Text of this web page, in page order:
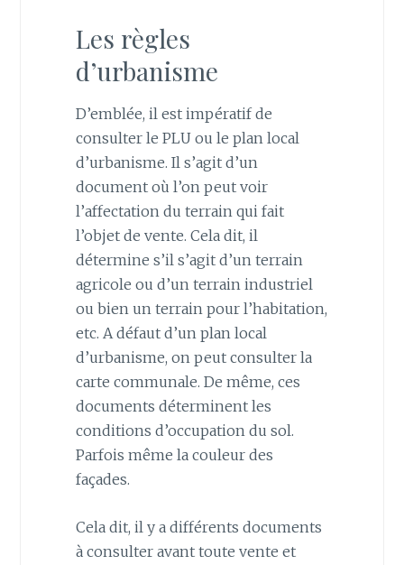
Les règles
d’urbanisme
D’emblée, il est impératif de
consulter le PLU ou le plan local
d’urbanisme. Il s’agit d’un
document où l’on peut voir
l’affectation du terrain qui fait
l’objet de vente. Cela dit, il
détermine s’il s’agit d’un terrain
agricole ou d’un terrain industriel
ou bien un terrain pour l’habitation,
etc. A défaut d’un plan local
d’urbanisme, on peut consulter la
carte communale. De même, ces
documents déterminent les
conditions d’occupation du sol.
Parfois même la couleur des
façades.
Cela dit, il y a différents documents
à consulter avant toute vente et